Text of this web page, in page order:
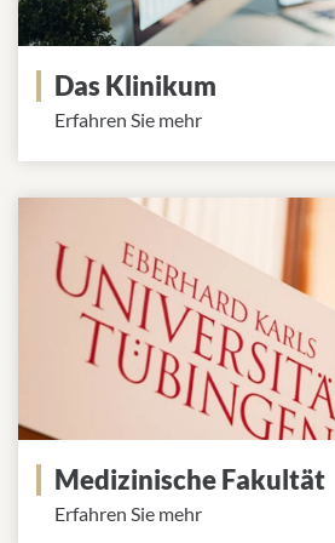
Das Klinikum
Erfahren Sie mehr
Medizinische Fakultät
Erfahren Sie mehr